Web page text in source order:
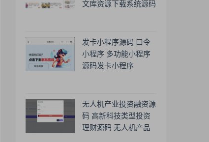
文库资源下载系统源码
发卡小程序源码 口令
小程序 多功能小程序
源码发卡小程序
无人机产业投资融资源
码 高新科技类型投资
理财源码 无人机产品